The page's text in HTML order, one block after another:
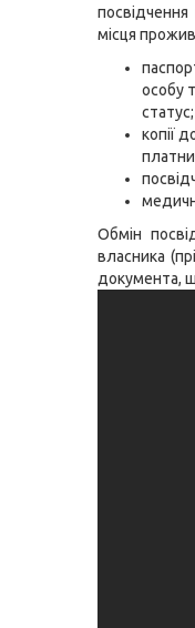
місця
особу
статус;
копії
Обмін
власника
документа,